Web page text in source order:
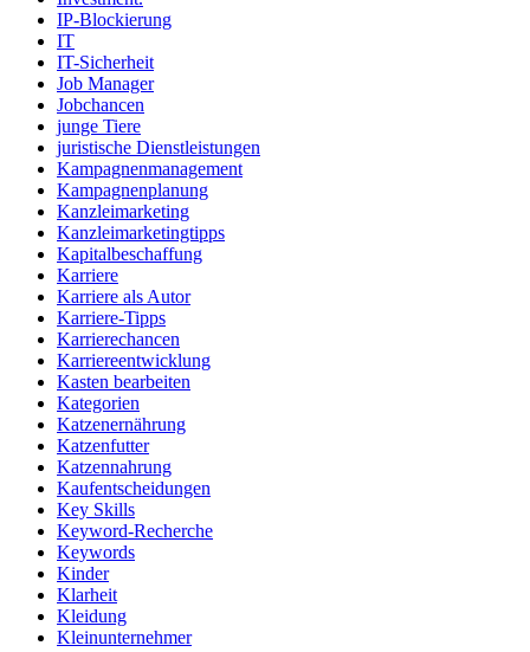
IP-Blockierung
IT
IT-Sicherheit
Job Manager
Jobchancen
junge Tiere
juristische Dienstleistungen
Kampagnenmanagement
Kampagnenplanung
Kanzleimarketing
Kanzleimarketingtipps
Kapitalbeschaffung
Karriere
Karriere als Autor
Karriere-Tipps
Karrierechancen
Karriereentwicklung
Kasten bearbeiten
Kategorien
Katzenernährung
Katzenfutter
Katzennahrung
Kaufentscheidungen
Key Skills
Keyword-Recherche
Keywords
Kinder
Klarheit
Kleidung
Kleinunternehmer